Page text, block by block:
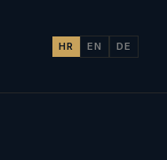
HR EN DE